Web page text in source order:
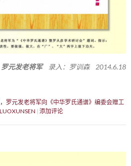
罗元发老将军录入：罗训森 2014.6.18
罗元发老将军向《中华罗氏通谱》编委会赠工
LUOXUNSEN 添加评论